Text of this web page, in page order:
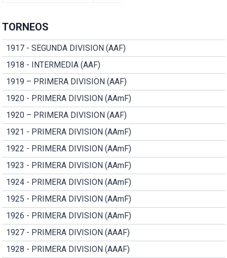
TORNEOS
1917 - SEGUNDA DIVISION (AAF)
1918 - INTERMEDIA (AAF)
1919 – PRIMERA DIVISION (AAF)
1920 - PRIMERA DIVISION (AAmF)
1920 – PRIMERA DIVISION (AAF)
1921 - PRIMERA DIVISION (AAmF)
1922 - PRIMERA DIVISION (AAmF)
1923 - PRIMERA DIVISION (AAmF)
1924 - PRIMERA DIVISION (AAmF)
1925 - PRIMERA DIVISION (AAmF)
1926 - PRIMERA DIVISION (AAmF)
1927 - PRIMERA DIVISION (AAAF)
1928 - PRIMERA DIVISION (AAAF)